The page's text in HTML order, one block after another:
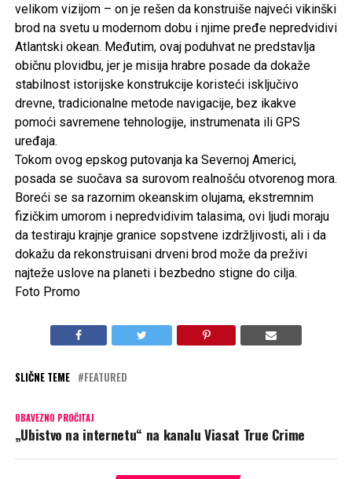
SLIČNE TEME
AKTUELNO
„Građenje divova“ na kanalu Viasat Explore
OBAVEZNO PROČITAJ
„Primitivni opstanak“ na kanalu National Geographic
PREPORUKA ZA VAS
Foto Promo
SLIČNE TEME